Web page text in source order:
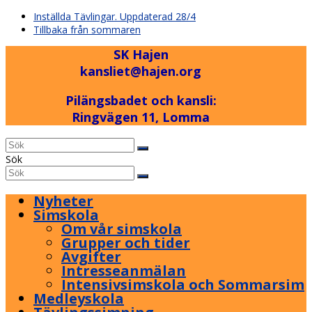
previous
post:
Inställda Tävlingar. Uppdaterad 28/4
next
Tillbaka från sommaren
SK Hajen
kansliet@hajen.org
Pilängsbadet och kansli:
Ringvägen 11, Lomma
Back
To
Sök
Sök
Submit
Nyheter
Simskola
Om vår simskola
Grupper och tider
Avgifter
Intresseanmälan
Intensivsimskola och Sommarsim
Medleyskola